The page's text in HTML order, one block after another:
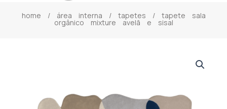
home / área interna / tapetes / tapete sala
orgânico mixture avelã e sisal